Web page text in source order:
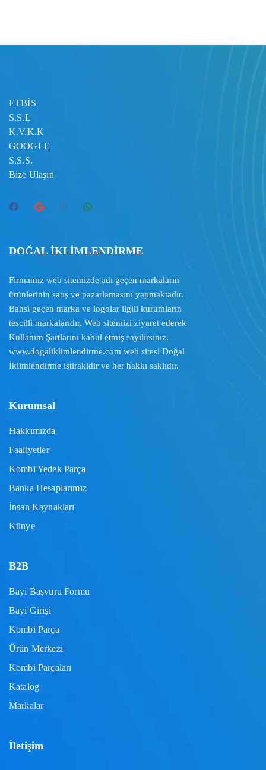
ETBİS
S.S.L
K.V.K.K
GOOGLE
S.S.S.
Bize Ulaşın
DOĞAL İKLİMLENDİRME
Firmamız web sitemizde adı geçen markaların
ürünlerinin satış ve pazarlamasını yapmaktadır.
Bahsi geçen marka ve logolar ilgili kurumların
tescilli markalarıdır. Web sitemizi ziyaret ederek
Kullanım Şartlarını kabul etmiş sayılırsınız.
www.dogaliklimlendirme.com web sitesi Doğal
İklimlendirme iştirakidir ve her hakkı saklıdır.
Kurumsal
Hakkımızda
Faaliyetler
Kombi Yedek Parça
Banka Hesaplarımız
İnsan Kaynakları
Künye
B2B
Bayi Başvuru Formu
Bayi Girişi
Kombi Parça
Ürün Merkezi
Kombi Parçaları
Katalog
Markalar
İletişim